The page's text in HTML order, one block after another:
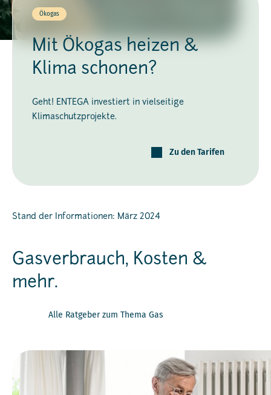
Ökogas
Mit Ökogas heizen &
Klima schonen?
Geht! ENTEGA investiert in vielseitige
Klimaschutzprojekte.
Zu den Tarifen
Stand der Informationen: März 2024
Gasverbrauch, Kosten &
mehr.
Alle Ratgeber zum Thema Gas